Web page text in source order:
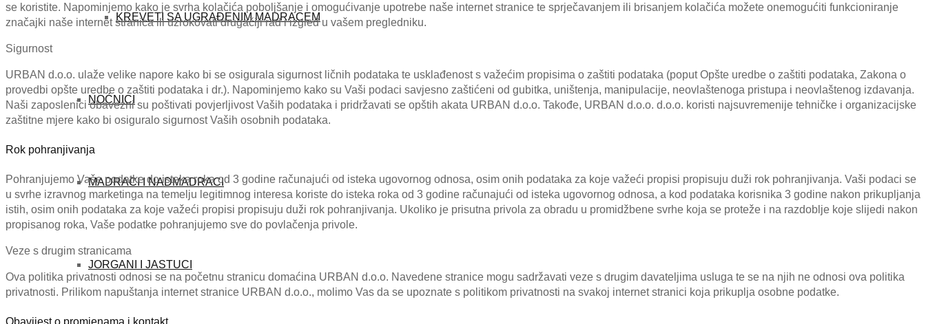
KREVETI SA UGRAĐENIM MADRACEM
NOĆNICI
MADRACI I NADMADRACI
JORGANI I JASTUCI
se koristite. Napominjemo kako je svrha kolačića poboljšanje i omogućivanje upotrebe naše internet stranice te sprječavanjem ili brisanjem kolačića možete onemogućiti funkcioniranje
značajki naše internet stranica ili uzrokovati drugačiji rad i izgled u vašem pregledniku.
Sigurnost
URBAN d.o.o. ulaže velike napore kako bi se osigurala sigurnost ličnih podataka te usklađenost s važećim propisima o zaštiti podataka (poput Opšte uredbe o zaštiti podataka, Zakona o
provedbi opšte uredbe o zaštiti podataka i dr.). Napominjemo kako su Vaši podaci savjesno zaštićeni od gubitka, uništenja, manipulacije, neovlaštenoga pristupa i neovlaštenog izdavanja.
Naši zaposlenici obavezni su poštivati povjerljivost Vaših podataka i pridržavati se opštih akata URBAN d.o.o. Takođe, URBAN d.o.o. d.o.o. koristi najsuvremenije tehničke i organizacijske
zaštitne mjere kako bi osiguralo sigurnost Vaših osobnih podataka.
Rok pohranjivanja
Pohranjujemo Vaše podatke do isteka roka od 3 godine računajući od isteka ugovornog odnosa, osim onih podataka za koje važeći propisi propisuju duži rok pohranjivanja. Vaši podaci se
u svrhe izravnog marketinga na temelju legitimnog interesa koriste do isteka roka od 3 godine računajući od isteka ugovornog odnosa, a kod podataka korisnika 3 godine nakon prikupljanja
istih, osim onih podataka za koje važeći propisi propisuju duži rok pohranjivanja. Ukoliko je prisutna privola za obradu u promidžbene svrhe koja se proteže i na razdoblje koje slijedi nakon
propisanog roka, Vaše podatke pohranjujemo sve do povlačenja privole.
Veze s drugim stranicama
Ova politika privatnosti odnosi se na početnu stranicu domaćina URBAN d.o.o. Navedene stranice mogu sadržavati veze s drugim davateljima usluga te se na njih ne odnosi ova politika
privatnosti. Prilikom napuštanja internet stranice URBAN d.o.o., molimo Vas da se upoznate s politikom privatnosti na svakoj internet stranici koja prikuplja osobne podatke.